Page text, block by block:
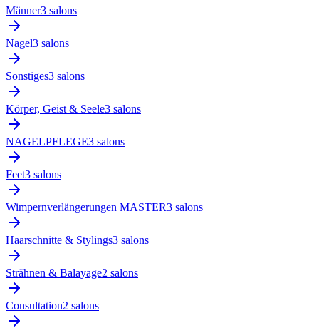
Männer3 salons
Nagel3 salons
Sonstiges3 salons
Körper, Geist & Seele3 salons
NAGELPFLEGE3 salons
Feet3 salons
Wimpernverlängerungen MASTER3 salons
Haarschnitte & Stylings3 salons
Strähnen & Balayage2 salons
Consultation2 salons